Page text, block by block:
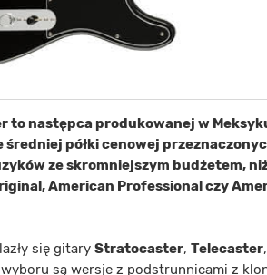
to następca produkowanej w
półki cenowej
ze skromniejszym budżetem,
American Professional czy
się gitary Stratocaster, Telecaster
są wersje z podstrunnicami z